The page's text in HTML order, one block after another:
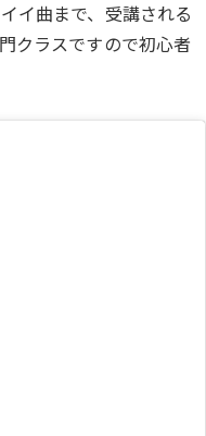
イ曲まで、受講される
クラスですので初心者